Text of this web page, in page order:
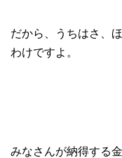
だから、うちはさ、
わけですよ。
みなさんが納得する